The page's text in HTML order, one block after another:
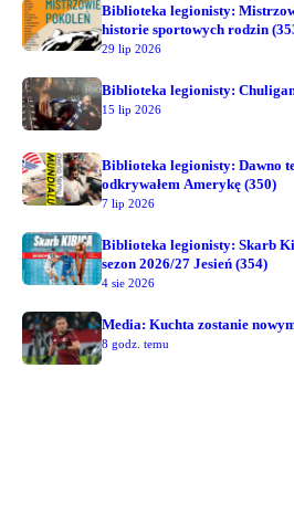
Biblioteka legionisty:
historie sportowych rodzin
29 lip 2026
Biblioteka legionisty:
15 lip 2026
Biblioteka legionisty: Dawno
odkrywałem Amerykę (350)
7 lip 2026
Biblioteka legionisty: Skarb
sezon 2026/27 Jesień (354)
4 sie 2026
Media: Kuchta zostanie
8 godz. temu